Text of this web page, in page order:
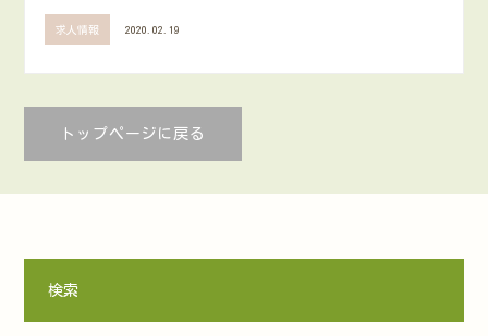
求人情報 2020.02.19
トップページに戻る
検索